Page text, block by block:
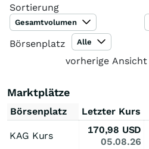
Sortierung
Gesamtvolumen
Börsenplatz Alle
vorherige Ansicht
Marktplätze
Börsenplatz Letzter Kurs
KAG Kurs
170,98 USD
05.08.26